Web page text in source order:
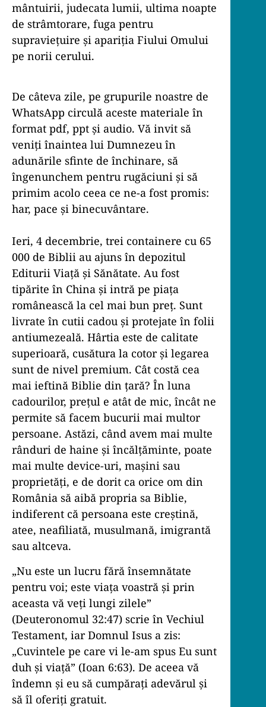
mântuirii, judecata lumii, ultima noapte
de strâmtorare, fuga pentru
supraviețuire și apariția Fiului Omului
pe norii cerului.
De câteva zile, pe grupurile noastre de
WhatsApp circulă aceste materiale în
format pdf, ppt și audio. Vă invit să
veniți înaintea lui Dumnezeu în
adunările sfinte de închinare, să
îngenunchem pentru rugăciuni și să
primim acolo ceea ce ne-a fost promis:
har, pace și binecuvântare.
Ieri, 4 decembrie, trei containere cu 65
000 de Biblii au ajuns în depozitul
Editurii Viață și Sănătate. Au fost
tipărite în China și intră pe piața
românească la cel mai bun preț. Sunt
livrate în cutii cadou și protejate în folii
antiumezeală. Hârtia este de calitate
superioară, cusătura la cotor și legarea
sunt de nivel premium. Cât costă cea
mai ieftină Biblie din țară? În luna
cadourilor, prețul e atât de mic, încât ne
permite să facem bucurii mai multor
persoane. Astăzi, când avem mai multe
rânduri de haine și încălțăminte, poate
mai multe device-uri, mașini sau
proprietăți, e de dorit ca orice om din
România să aibă propria sa Biblie,
indiferent că persoana este creștină,
atee, neafiliată, musulmană, imigrantă
sau altceva.
„Nu este un lucru fără însemnătate
pentru voi; este viața voastră și prin
aceasta vă veți lungi zilele”
(Deuteronomul 32:47) scrie în Vechiul
Testament, iar Domnul Isus a zis:
„Cuvintele pe care vi le-am spus Eu sunt
duh și viață” (Ioan 6:63). De aceea vă
îndemn și eu să cumpărați adevărul și
să îl oferiți gratuit.